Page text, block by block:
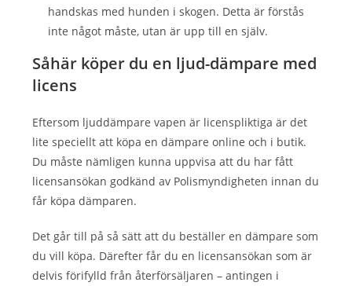
handskas med hunden i skogen. Detta är förstås
inte något måste, utan är upp till en själv.
Såhär köper du en ljud-dämpare med
licens
Eftersom ljuddämpare vapen är licenspliktiga är det
lite speciellt att köpa en dämpare online och i butik.
Du måste nämligen kunna uppvisa att du har fått
licensansökan godkänd av Polismyndigheten innan du
får köpa dämparen.
Det går till på så sätt att du beställer en dämpare som
du vill köpa. Därefter får du en licensansökan som är
delvis förifylld från återförsäljaren – antingen i